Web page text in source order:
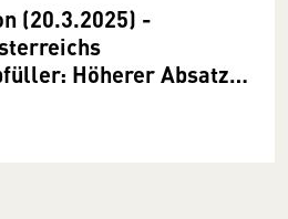
(20.3.2025) -
Höherer Absatz